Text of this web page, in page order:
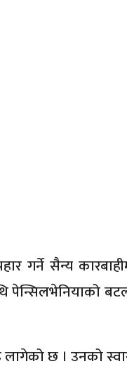
गर्ने सैन्य
पेन्सिलभेनियाको
लागेको छ । उनको